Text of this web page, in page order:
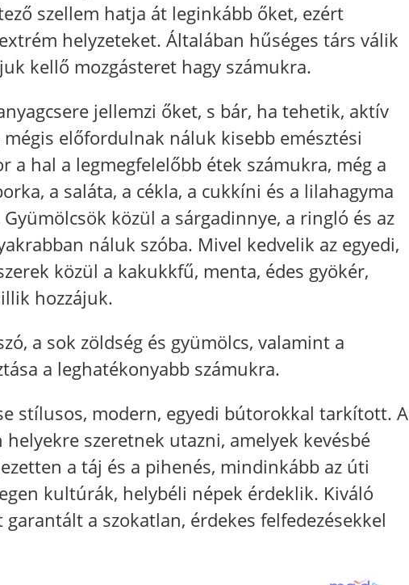
szellem hatja át leginkább őket, ezért
helyzeteket. Általában hűséges társ válik
kellő mozgásteret hagy számukra.
jellemzi őket, s bár, ha tehetik, aktív
előfordulnak náluk kisebb emésztési
a hal a legmegfelelőbb étek számukra, még a
a saláta, a cékla, a cukkíni és a lilahagyma
közül a sárgadinnye, a ringló és az
náluk szóba. Mivel kedvelik az egyedi,
közül a kakukkfű, menta, édes gyökér,
hozzájuk.
a sok zöldség és gyümölcs, valamint a
a leghatékonyabb számukra.
stílusos, modern, egyedi bútorokkal tarkított. A
szeretnek utazni, amelyek kevésbé
a táj és a pihenés, mindinkább az úti
kultúrák, helybéli népek érdeklik. Kiváló
a szokatlan, érdekes felfedezésekkel